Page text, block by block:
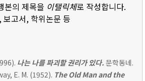
본의 제목을 이탤릭체로 작성합니다.
고서, 학위논문 등
나는 나를 파괴할 권리가 있다. 문학동네.
E. M. (1952). The Old Man and the